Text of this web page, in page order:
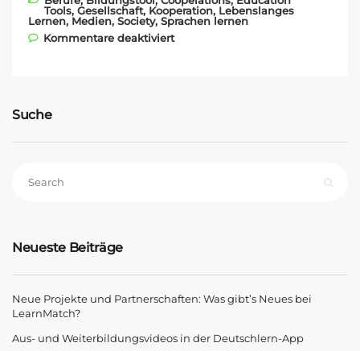
Tools, Gesellschaft, Kooperation, Lebenslanges
Lernen, Medien, Society, Sprachen lernen
Kommentare deaktiviertfür Partnerschaft mit
Suche
Neueste Beiträge
Neue Projekte und Partnerschaften: Was gibt’s Neues bei
LearnMatch?
Aus- und Weiterbildungsvideos in der Deutschlern-App